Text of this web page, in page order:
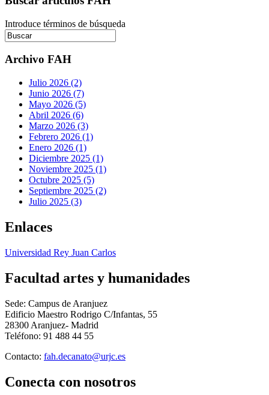
Introduce términos de búsqueda
Archivo FAH
Julio 2026 (2)
Junio 2026 (7)
Mayo 2026 (5)
Abril 2026 (6)
Marzo 2026 (3)
Febrero 2026 (1)
Enero 2026 (1)
Diciembre 2025 (1)
Noviembre 2025 (1)
Octubre 2025 (5)
Septiembre 2025 (2)
Julio 2025 (3)
Enlaces
Universidad Rey Juan Carlos
Facultad artes y humanidades
Sede: Campus de Aranjuez
Edificio Maestro Rodrigo C/Infantas, 55
28300 Aranjuez- Madrid
Teléfono: 91 488 44 55
Contacto:
Conecta con nosotros